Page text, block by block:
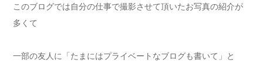
このブログでは自分の仕事で撮影させて頂いたお写真の紹介が
多くて
一部の友人に「たまにはプライベートなブログも書いて」と